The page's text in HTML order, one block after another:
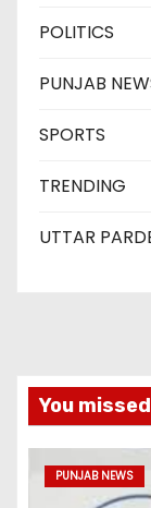
POLITICS
PUNJAB
SPORTS
TRENDING
UTTAR
You missed
PUNJAB NEWS